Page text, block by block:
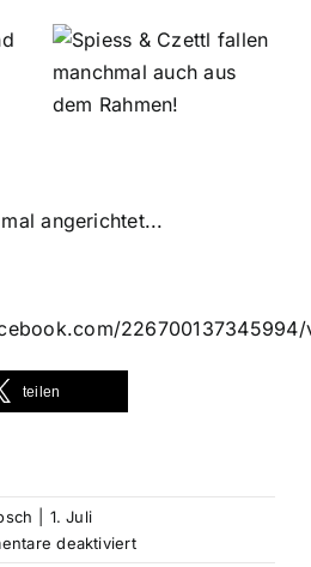
teilen
1. Juli
deaktiviertfür